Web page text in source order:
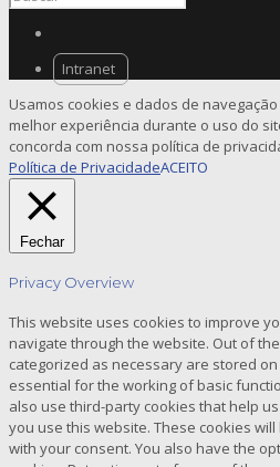
Intranet
Usamos cookies e dados de
melhor experiência durante o uso do
concorda com nossa política de
Política de PrivacidadeACEITO
Fechar
Privacy Overview
This website uses cookies to improve
navigate through the website. Out of
categorized as necessary are stored
essential for the working of basic
also use third-party cookies that help
you use this website. These cookies
with your consent. You also have the